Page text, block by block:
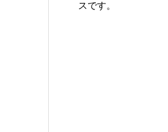
スです。